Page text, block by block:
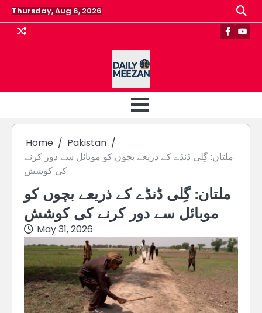
Skip
to
content
Thursday, Aug 6, 2026
Home
Pakistan
ملتان: گِلی ڈنڈے کے ذریعے بچوں کو موبائل سے دور کرنے
کی کوشش
ملتان: گِلی ڈنڈے کے ذریعے بچوں کو
موبائل سے دور کرنے کی کوشش
May 31, 2026